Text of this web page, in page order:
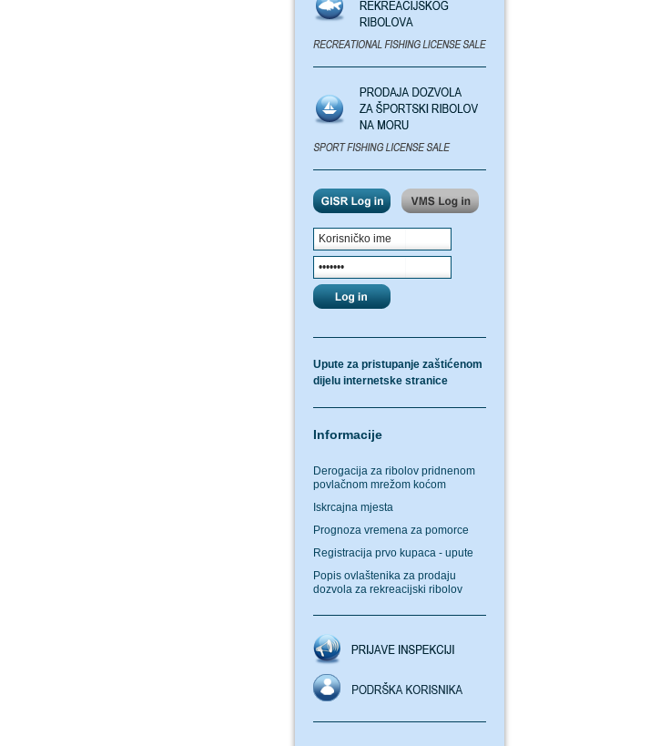
Upute za pristupanje zaštićenom
dijelu internetske stranice
Informacije
Derogacija za ribolov pridnenom
povlačnom mrežom koćom
Iskrcajna mjesta
Prognoza vremena za pomorce
Registracija prvo kupaca - upute
Popis ovlaštenika za prodaju
dozvola za rekreacijski ribolov